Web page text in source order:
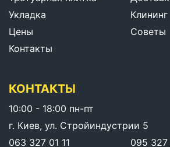
Укладка
Клининг
Цены
Советы
Контакты
КОНТАКТЫ
10:00 - 18:00 пн-пт
г. Киев, ул. Стройиндустрии 5
063 327 01 11
095 327